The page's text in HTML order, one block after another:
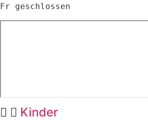
Fr geschlossen
Kinder